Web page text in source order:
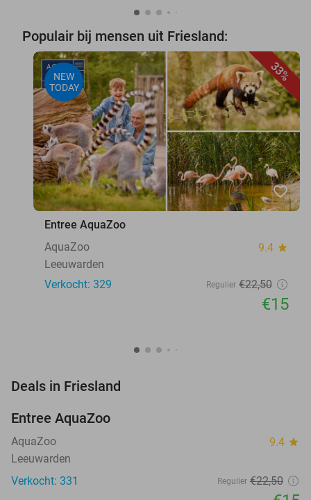
Populair bij mensen uit Friesland:
33%
NEW
TODAY
favorite_border
Entree AquaZoo
AquaZoo
9.4 star
Leeuwarden
Verkocht: 329
Regulier €22,50
€15
Deals in Friesland
TODAY
Entree AquaZoo
AquaZoo 9.4 star
Leeuwarden
Verkocht: 331
Regulier €22,50